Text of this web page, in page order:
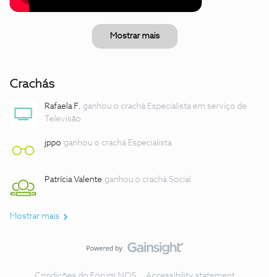
Mostrar mais
Crachás
Rafaela F. ganhou o crachá Especialista em serviço de
Televisão
jppo ganhou o crachá Especialista
Patrícia Valente ganhou o crachá Social
Mostrar mais